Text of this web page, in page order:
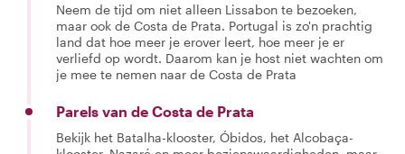
Neem de tijd om niet alleen Lissabon te bezoeken,
maar ook de Costa de Prata. Portugal is zo'n prachtig
land dat hoe meer je erover leert, hoe meer je er
verliefd op wordt. Daarom kan je host niet wachten om
je mee te nemen naar de Costa de Prata
Parels van de Costa de Prata
Bekijk het Batalha-klooster, Óbidos, het Alcobaça-